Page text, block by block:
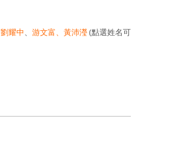
劉耀中、 游文富、黃沛瀅(點選姓名可